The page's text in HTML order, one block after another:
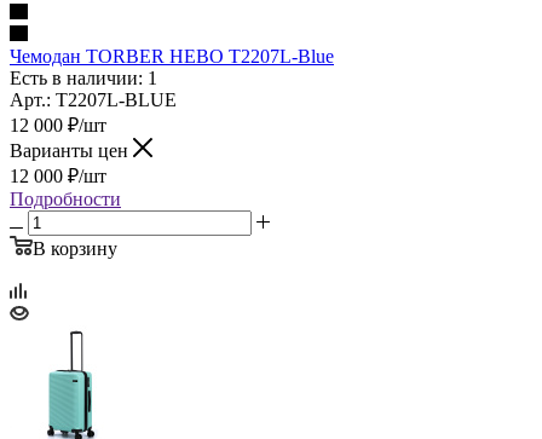
Чемодан TORBER НЕВО T2207L‑Blue
Есть в наличии: 1
Арт.: T2207L-BLUE
12 000 ₽/шт
Варианты цен
12 000 ₽/шт
Подробности
В корзину